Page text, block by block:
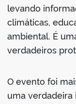
levando
climáticas,
ambiental. É
verdadeiros
O evento foi
uma verdadeira